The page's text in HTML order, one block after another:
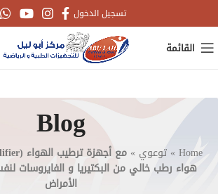
تسجيل الدخول
القائمة
Blog
Home
» توعوي »
هواء رطب خالي من البكتيريا و ‏الفايروسات
الأمراض